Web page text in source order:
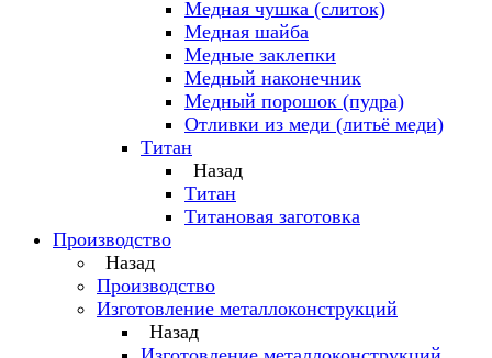
Медная чушка (слиток)
Медная шайба
Медные заклепки
Медный наконечник
Медный порошок (пудра)
Отливки из меди (литьё меди)
Титан
Назад
Титан
Титановая заготовка
Производство
Назад
Производство
Изготовление металлоконструкций
Назад